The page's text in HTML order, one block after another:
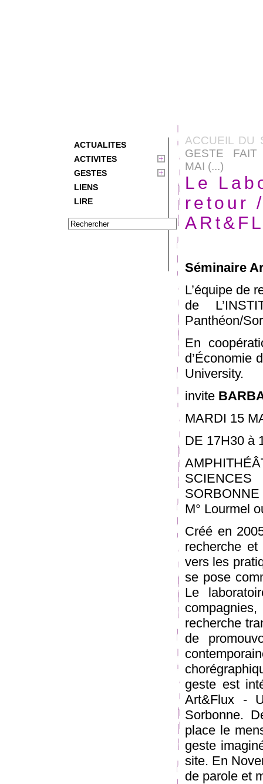
ACTUALITES
ACTIVITES
GESTES
LIENS
LIRE
ACCUEIL DU
GESTE
MAI (...)
Le
retour
Séminaire
L’équipe de
de
Panthéon/
En
d’Économie
University.
invite
MARDI 15
DE 17H30 à
M° Lourmel
Créé en
recherche
vers les
se pose
Le
recherche
de
geste est
Art&Flux -
Sorbonne.
place le
geste
site. En
de parole et